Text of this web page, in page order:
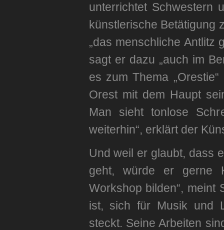
unterrichtet Schwestern
künstlerische Betätigung
„das menschliche Antlitz
sagt er dazu „auch im
es zum Thema
Orest mit dem Haupt
Man sieht tonlose
weiterhin“, erklärt der
Und weil er glaubt, dass
geht, würde er gerne
Workshop bilden“, meint
ist, sich für Musik und
steckt. Seine Arbeiten